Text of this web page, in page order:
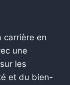
carrière en
une
les
et du bien-